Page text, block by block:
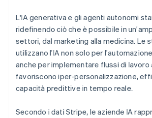
L'IA generativa e gli agenti autonomi
ridefinendo ciò che è possibile in
settori, dal marketing alla medicina. Le
utilizzano l'IA non solo per
anche per implementare flussi di lavoro
favoriscono iper-personalizzazione,
capacità predittive in tempo reale.
Secondo i dati Stripe, le aziende IA